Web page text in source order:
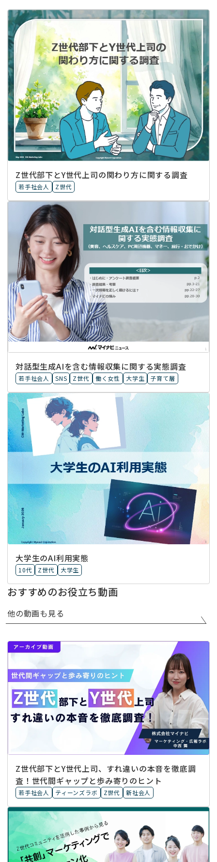
Z世代部下とY世代上司の関わり方に関する調査
若手社会人 Z世代
対話型生成AIを含む情報収集に​関する実態調査
若手社会人 SNS Z世代 働く女性 大学生 子育て層
大学生のAI利用実態
10代 Z世代 大学生
おすすめのお役立ち動画
他の動画も見る
Z世代部下とY世代上司、すれ違いの本音を徹底調
査！世代間ギャップと歩み寄りのヒント
若手社会人 ティーンズラボ Z世代 新社会人